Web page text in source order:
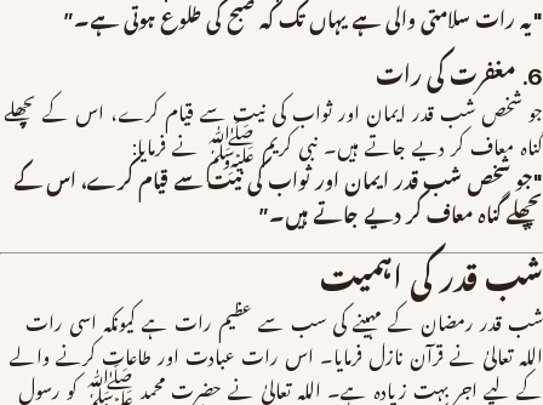
"یہ رات سلامتی والی ہے یہاں تک کہ صبح کی طلوع ہوتی ہے۔”
6. مغفرت کی رات
جو شخص شب قدر ایمان اور ثواب کی نیت سے قیام کرے، اس کے پچھلے
گناہ معاف کر دیے جاتے ہیں۔ نبی کریم ﷺ نے فرمایا:
"جو شخص شب قدر ایمان اور ثواب کی نیت سے قیام کرے، اس کے
پچھلے گناہ معاف کر دیے جاتے ہیں۔”
شب قدر کی اہمیت
شب قدر رمضان کے مہینے کی سب سے عظیم رات ہے کیونکہ اسی رات
اللہ تعالیٰ نے قرآن نازل فرمایا۔ اس رات عبادت اور طاعات کرنے والے
کے لیے اجر بہت زیادہ ہے۔ اللہ تعالیٰ نے حضرت محمد ﷺ کو رسول